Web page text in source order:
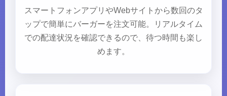
スマートフォンアプリやWebサイトから数回のタ
ップで簡単にバーガーを注文可能。リアルタイム
での配達状況を確認できるので、待つ時間も楽し
めます。